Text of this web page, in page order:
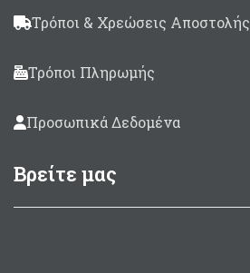
Τρόποι & Χρεώσεις Αποστολής
Τρόποι Πληρωμής
Προσωπικά Δεδομένα
Βρείτε μας